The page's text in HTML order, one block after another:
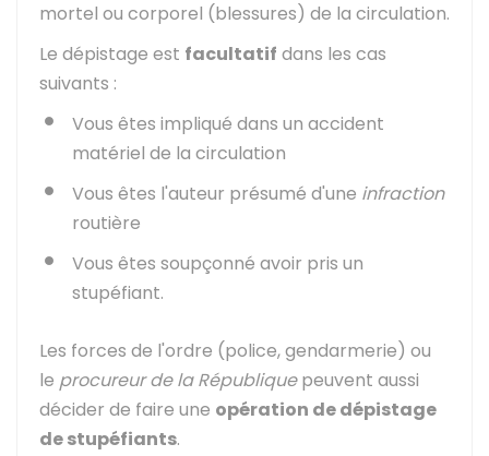
mortel ou corporel (blessures) de la circulation.
Le dépistage est facultatif dans les cas
suivants :
Vous êtes impliqué dans un accident
matériel de la circulation
Vous êtes l'auteur présumé d'une infraction
routière
Vous êtes soupçonné avoir pris un
stupéfiant.
Les forces de l'ordre (police, gendarmerie) ou
le procureur de la Républiquepeuvent aussi
décider de faire une opération de dépistage
de stupéfiants.